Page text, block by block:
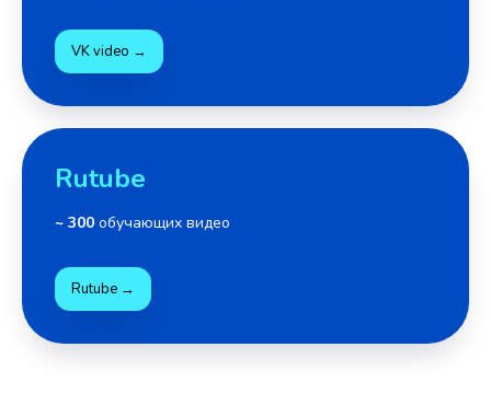
VK video →
Rutube
~ 300 обучающих видео
Rutube →